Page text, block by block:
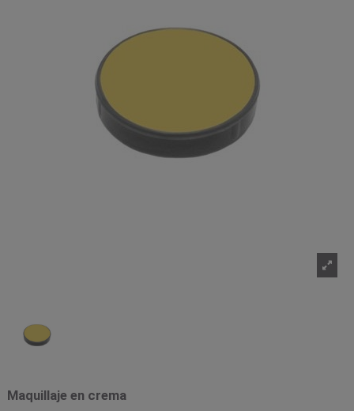
Maquillaje en crema